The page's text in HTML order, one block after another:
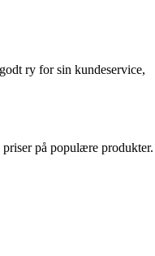
ry for sin kundeservice,
på populære produkter.